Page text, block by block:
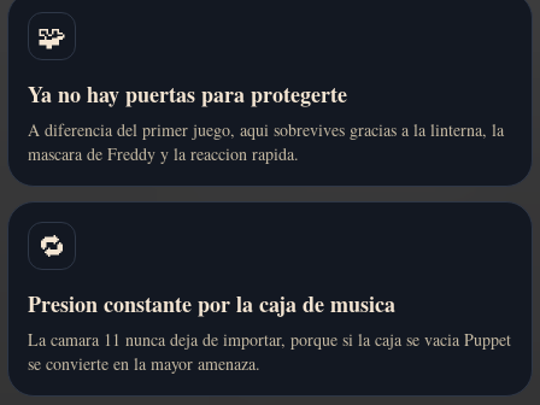
🧩
Ya no hay puertas para protegerte
A diferencia del primer juego, aqui sobrevives gracias a la linterna, la
mascara de Freddy y la reaccion rapida.
🔁
Presion constante por la caja de musica
La camara 11 nunca deja de importar, porque si la caja se vacia Puppet
se convierte en la mayor amenaza.